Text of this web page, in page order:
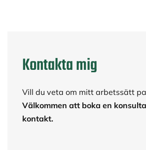
Kontakta mig
Vill du veta om mitt arbetssätt
Välkommen att boka en
kontakt.